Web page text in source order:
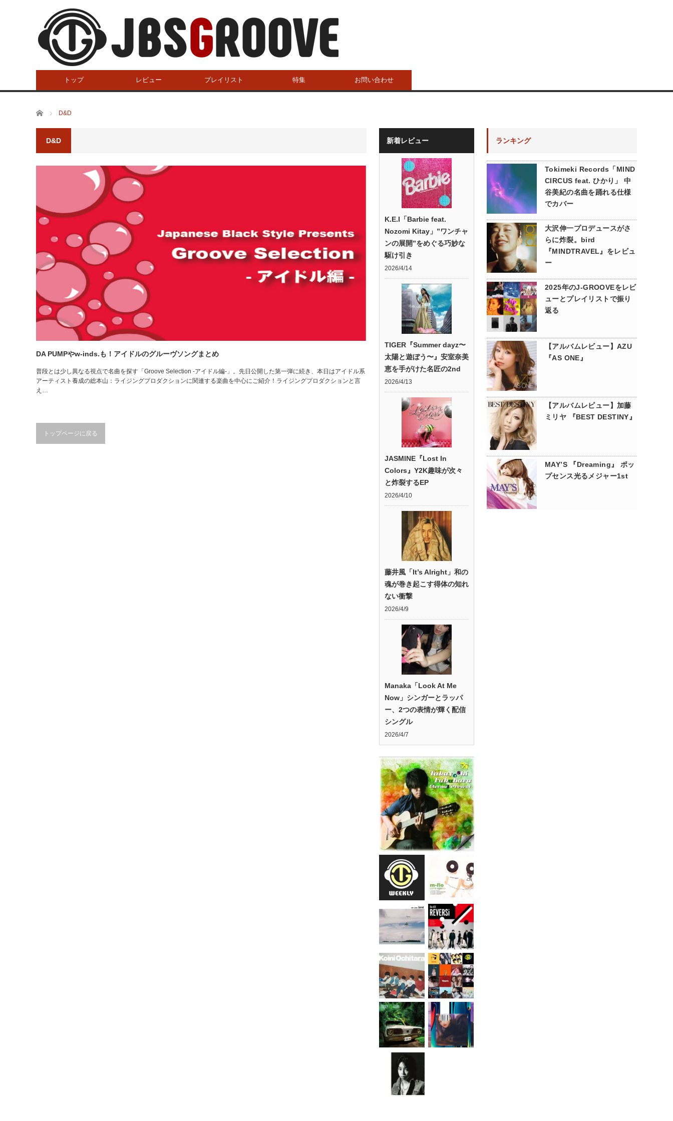
トップ レビュー プレイリスト 特集 お問い合わせ
ホーム D&D
D&D
DA PUMPやw-inds.も！アイドルのグルーヴソングまとめ
普段とは少し異なる視点で名曲を探す「Groove Selection -アイドル編-」。先日公開した第一弾に続き、本日はアイドル系
アーティスト養成の総本山：ライジングプロダクションに関連する楽曲を中心にご紹介！ライジングプロダクションと言
え…
トップページに戻る
新着レビュー
K.E.I「Barbie feat.
Nozomi Kitay」”ワンチャ
ンの展開”をめぐる巧妙な
駆け引き
2026/4/14
TIGER『Summer dayz〜
太陽と遊ぼう〜』安室奈美
恵を手がけた名匠の2nd
2026/4/13
JASMINE『Lost In
Colors』Y2K趣味が次々
と炸裂するEP
2026/4/10
藤井風「It’s Alright」和の
魂が巻き起こす得体の知れ
ない衝撃
2026/4/9
Manaka「Look At Me
Now」シンガーとラッパ
ー、2つの表情が輝く配信
シングル
2026/4/7
ランキング
Tokimeki Records「MIND
CIRCUS feat. ひかり」 中
谷美紀の名曲を踊れる仕様
でカバー
大沢伸一プロデュースがさ
らに炸裂。bird
『MINDTRAVEL』をレビュ
ー
2025年のJ-GROOVEをレビ
ューとプレイリストで振り
返る
【アルバムレビュー】AZU
『AS ONE』
【アルバムレビュー】加藤
ミリヤ 『BEST DESTINY』
MAY’S 『Dreaming』 ポッ
プセンス光るメジャー1st